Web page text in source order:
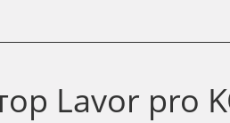
Lavor pro